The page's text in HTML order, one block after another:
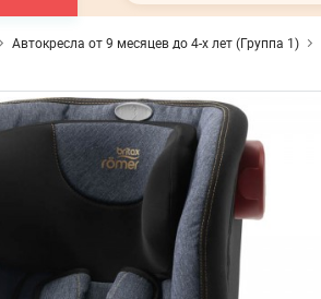
Автокресла от 9 месяцев до 4-х лет (Группа 1)